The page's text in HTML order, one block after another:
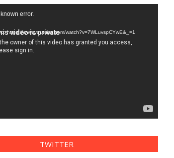
error.
https://www.youtube.com/watch?v=7WLuvspCYwE&_=1
TWITTER